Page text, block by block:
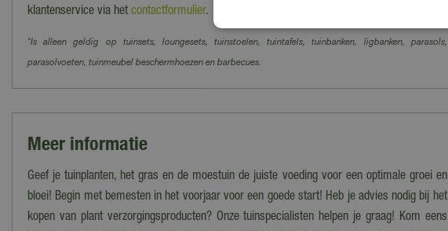
klantenservice via het contactformulier.
*Is alleen geldig op tuinsets, loungesets, tuinstoelen, tuintafels, tuinbanken, ligbanken, parasols,
parasolvoeten, tuinmeubel beschermhoezen en barbecues.
Meer informatie
Geef je tuinplanten, het gras en de moestuin de juiste voeding voor een optimale groei en
bloei! Begin met bemesten in het voorjaar voor een goede start! Heb je advies nodig bij het
kopen van plant verzorgingsproducten? Onze tuinspecialisten helpen je graag! Kom eens